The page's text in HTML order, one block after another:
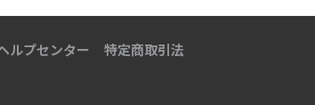
ルプセンター 特定商取引法